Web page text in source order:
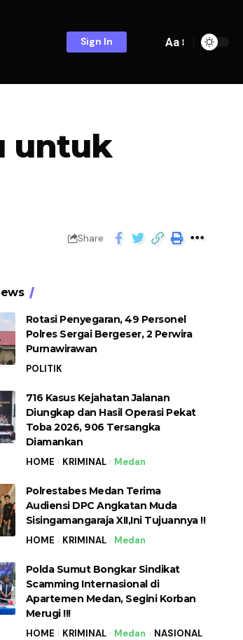
Sign In Aa
untuk
Share
Rotasi Penyegaran, 49 Personel
Polres Sergai Bergeser, 2 Perwira
Purnawirawan
POLITIK
716 Kasus Kejahatan Jalanan
Diungkap dan Hasil Operasi Pekat
Toba 2026, 906 Tersangka
Diamankan
HOME KRIMINAL Medan
Polrestabes Medan Terima
Audiensi DPC Angkatan Muda
Sisingamangaraja XII,Ini Tujuannya !!
HOME KRIMINAL Medan
Polda Sumut Bongkar Sindikat
Scamming Internasional di
Apartemen Medan, Segini Korban
Merugi !!!
HOME KRIMINAL Medan NASIONAL